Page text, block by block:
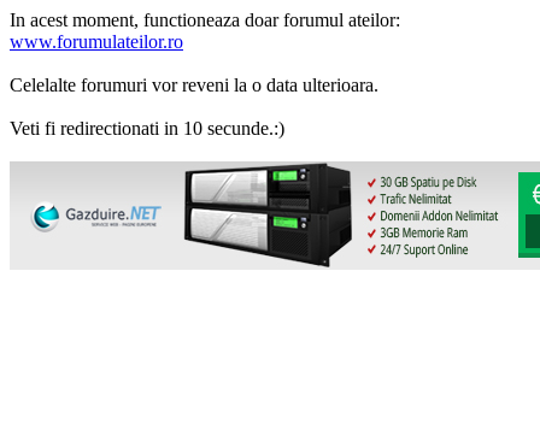
In acest moment, functioneaza doar forumul ateilor:
www.forumulateilor.ro
Celelalte forumuri vor reveni la o data ulterioara.
Veti fi redirectionati in 10 secunde.:)